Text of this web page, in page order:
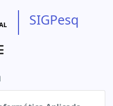
SIGPesq